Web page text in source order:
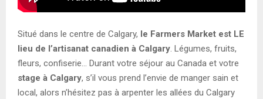
Situé dans le centre de Calgary, le Farmers Market est LE
lieu de l’artisanat canadien à Calgary. Légumes, fruits,
fleurs, confiserie… Durant votre séjour au Canada et votre
stage à Calgary, s’il vous prend l’envie de manger sain et
local, alors n’hésitez pas à arpenter les allées du Calgary